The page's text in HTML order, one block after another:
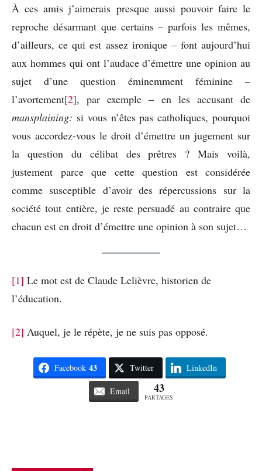
À ces amis j’aimerais presque aussi pouvoir faire le
reproche désarmant que certains – parfois les mêmes,
d’ailleurs, ce qui est assez ironique – font aujourd’hui
aux hommes qui ont l’audace d’émettre une opinion au
sujet d’une question éminemment féminine –
l’avortement[2], par exemple – en les accusant de
mansplaining: si vous n’êtes pas catholiques, pourquoi
vous accordez-vous le droit d’émettre un jugement sur
la question du célibat des prêtres ? Mais voilà,
justement parce que cette question est considérée
comme susceptible d’avoir des répercussions sur la
société tout entière, je reste persuadé au contraire que
chacun est en droit d’émettre une opinion à son sujet…
[1] Le mot est de Claude Lelièvre, historien de
l’éducation.
[2] Auquel, je le répète, je ne suis pas opposé.
Facebook 43 Twitter LinkedIn
Email 43
PARTAGES